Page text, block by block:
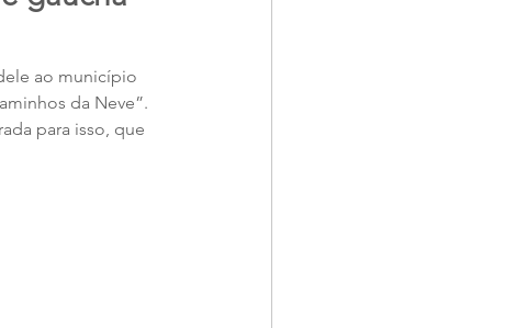
ao município
da Neve”.
para isso, que